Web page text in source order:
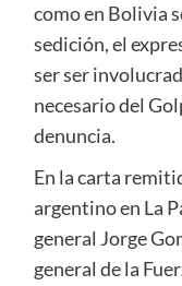
como en Bolivia
sedición, el
ser ser
necesario del
denuncia.
En la carta
argentino en La
general Jorge
general de la